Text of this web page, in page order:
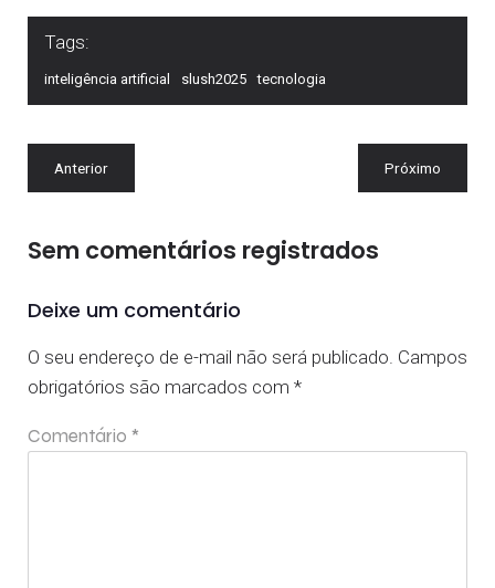
Tags:
inteligência artificial slush2025 tecnologia
Anterior Próximo
Sem comentários registrados
Deixe um comentário
O seu endereço de e-mail não será publicado. Campos
obrigatórios são marcados com *
Comentário *